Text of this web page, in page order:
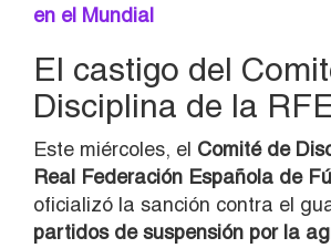
en el Mundial
El castigo del
Disciplina de la
Este miércoles, el Comité de
Real Federación Española de
oficializó la sanción contra el
partidos de suspensión por la